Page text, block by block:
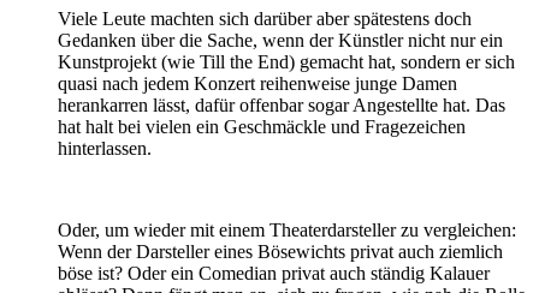
Viele Leute machten sich darüber aber spätestens doch
Gedanken über die Sache, wenn der Künstler nicht nur ein
Kunstprojekt (wie Till the End) gemacht hat, sondern er sich
quasi nach jedem Konzert reihenweise junge Damen
herankarren lässt, dafür offenbar sogar Angestellte hat. Das
hat halt bei vielen ein Geschmäckle und Fragezeichen
hinterlassen.
Oder, um wieder mit einem Theaterdarsteller zu vergleichen:
Wenn der Darsteller eines Bösewichts privat auch ziemlich
böse ist? Oder ein Comedian privat auch ständig Kalauer